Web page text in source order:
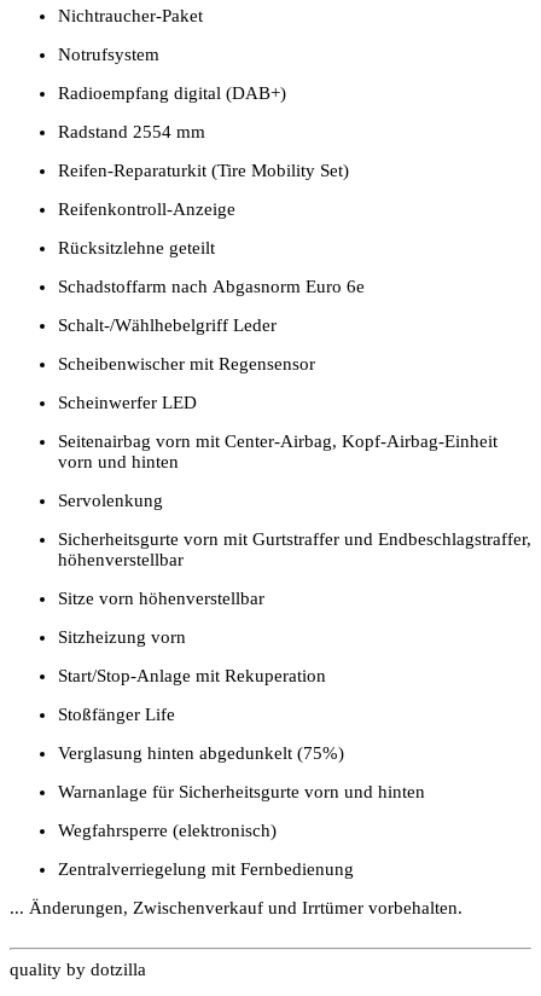
Nichtraucher-Paket
Notrufsystem
Radioempfang digital (DAB+)
Radstand 2554 mm
Reifen-Reparaturkit (Tire Mobility Set)
Reifenkontroll-Anzeige
Rücksitzlehne geteilt
Schadstoffarm nach Abgasnorm Euro 6e
Schalt-/Wählhebelgriff Leder
Scheibenwischer mit Regensensor
Scheinwerfer LED
Seitenairbag vorn mit Center-Airbag, Kopf-Airbag-Einheit
vorn und hinten
Servolenkung
Sicherheitsgurte vorn mit Gurtstraffer und Endbeschlagstraffer,
höhenverstellbar
Sitze vorn höhenverstellbar
Sitzheizung vorn
Start/Stop-Anlage mit Rekuperation
Stoßfänger Life
Verglasung hinten abgedunkelt (75%)
Warnanlage für Sicherheitsgurte vorn und hinten
Wegfahrsperre (elektronisch)
Zentralverriegelung mit Fernbedienung
... Änderungen, Zwischenverkauf und Irrtümer vorbehalten.
quality by dotzilla